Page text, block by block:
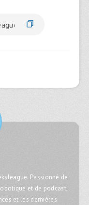
Passionné de
et de podcast,
et les dernières